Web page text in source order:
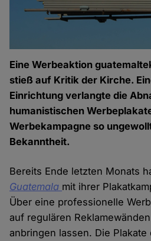
Eine Werbeaktion
stieß auf Kritik der Kirche.
Einrichtung verlangte die
humanistischen
Werbekampagne so
Bekanntheit.
Bereits Ende letzten Monats
Guatemala mit ihrer
Über eine professionelle
auf regulären
anbringen lassen. Die Plakate